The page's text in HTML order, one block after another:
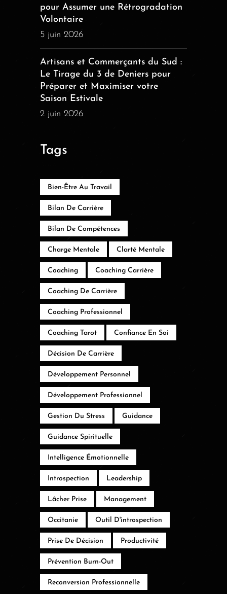
pour Assumer une Rétrogradation
Volontaire
5 juin 2026
Artisans et Commerçants du Sud :
Le Tirage du 3 de Deniers pour
Préparer et Maximiser votre
Saison Estivale
2 juin 2026
Tags
Bien-Être Au Travail
Bilan De Carrière
Bilan De Compétences
Charge Mentale Clarté Mentale
Coaching Coaching Carrière
Coaching De Carrière
Coaching Professionnel
Coaching Tarot Confiance En Soi
Décision De Carrière
Développement Personnel
Développement Professionnel
Gestion Du Stress Guidance
Guidance Spirituelle
Intelligence Émotionnelle
Introspection Leadership
Lâcher Prise Management
Occitanie Outil D'introspection
Prise De Décision Productivité
Prévention Burn-Out
Reconversion Professionnelle